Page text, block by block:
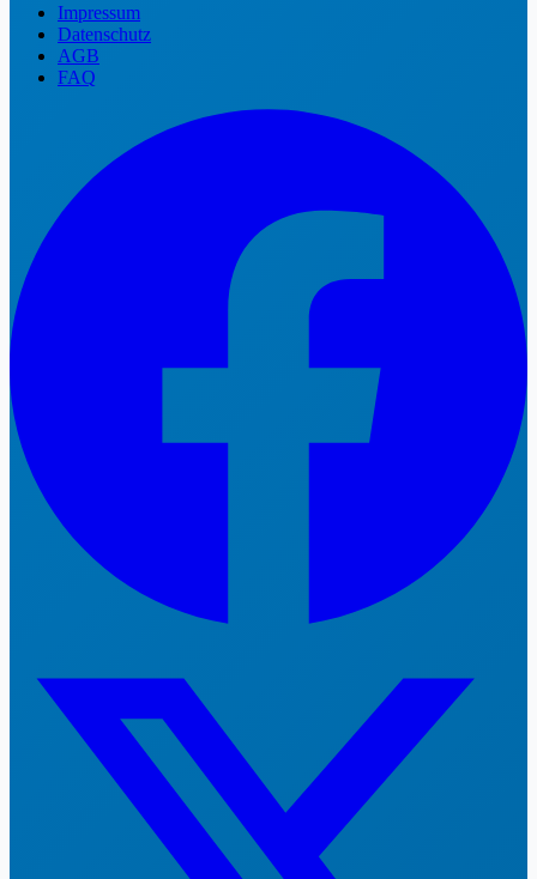
Impressum
Datenschutz
AGB
FAQ